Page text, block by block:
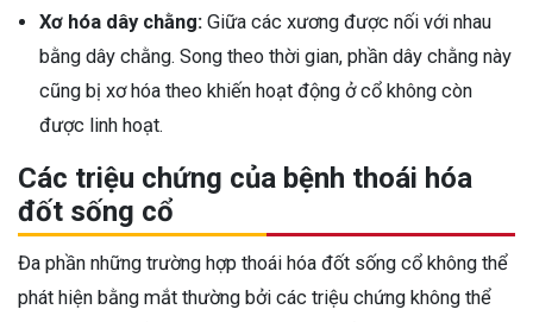
Xơ hóa dây chằng: Giữa các xương được nối với nhau
bằng dây chằng. Song theo thời gian, phần dây chằng này
cũng bị xơ hóa theo khiến hoạt động ở cổ không còn
được linh hoạt.
Các triệu chứng của bệnh thoái hóa
đốt sống cổ
Đa phần những trường hợp thoái hóa đốt sống cổ không thể
phát hiện bằng mắt thường bởi các triệu chứng không thể